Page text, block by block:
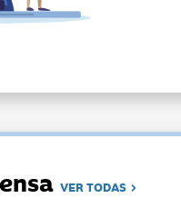
VER TODAS